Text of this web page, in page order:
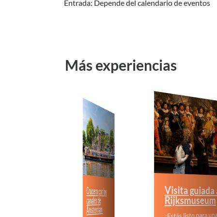
Entrada: Depende del calendario de eventos
Más experiencias
Crucero por los
Ámsterdam
Visita guiada al
Rijksmuseum